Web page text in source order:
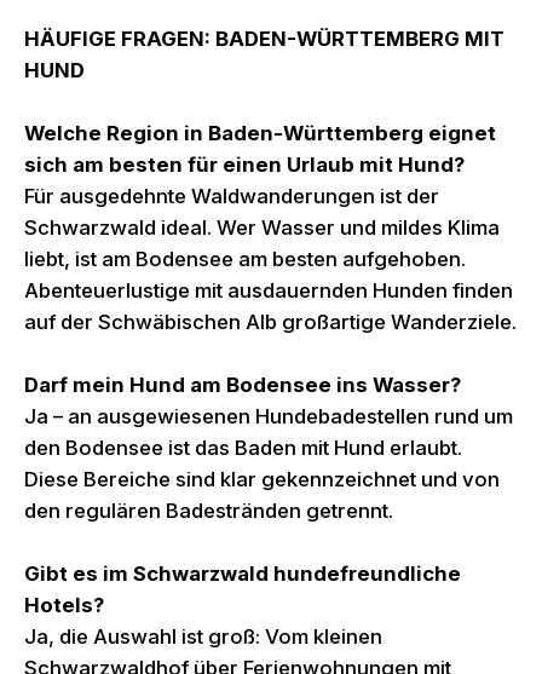
HÄUFIGE FRAGEN: BADEN-WÜRTTEMBERG MIT
HUND
Welche Region in Baden-Württemberg eignet
sich am besten für einen Urlaub mit Hund?
Für ausgedehnte Waldwanderungen ist der
Schwarzwald ideal. Wer Wasser und mildes Klima
liebt, ist am Bodensee am besten aufgehoben.
Abenteuerlustige mit ausdauernden Hunden finden
auf der Schwäbischen Alb großartige Wanderziele.
Darf mein Hund am Bodensee ins Wasser?
Ja – an ausgewiesenen Hundebadestellen rund um
den Bodensee ist das Baden mit Hund erlaubt.
Diese Bereiche sind klar gekennzeichnet und von
den regulären Badestränden getrennt.
Gibt es im Schwarzwald hundefreundliche
Hotels?
Ja, die Auswahl ist groß: Vom kleinen
Schwarzwaldhof über Ferienwohnungen mit